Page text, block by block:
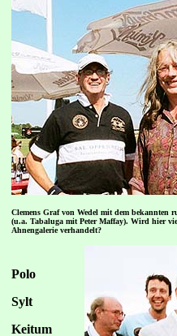
Clemens Graf von Wedel mit dem bekannten
(u.a. Tabaluga mit Peter Maffay). Wird hier
Ahnengalerie verhandelt?
Polo
Sylt
Keitum